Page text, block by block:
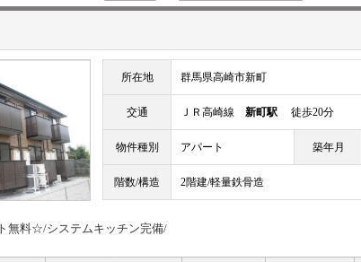
所在地 群馬県高崎市新町
交通 ＪＲ高崎線 新町駅 徒歩20分
物件種別 アパート 築年月
階数/構造 2階建/軽量鉄骨造
無料☆/システムキッチン完備/